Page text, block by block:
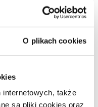
O plikach cookies
internetowych, także
są pliki cookies oraz
Sortuj
Na stronie